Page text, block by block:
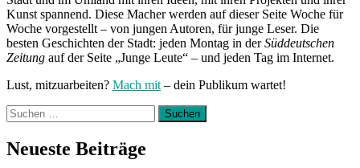
Kunst spannend. Diese Macher werden auf dieser Seite Woche für
Woche vorgestellt – von jungen Autoren, für junge Leser. Die
besten Geschichten der Stadt: jeden Montag in derSüddeutschen
Zeitung auf der Seite „Junge Leute“ – und jeden Tag im Internet.
Lust, mitzuarbeiten? Mach mit – dein Publikum wartet!
Suchen
nach:
Neueste Beiträge